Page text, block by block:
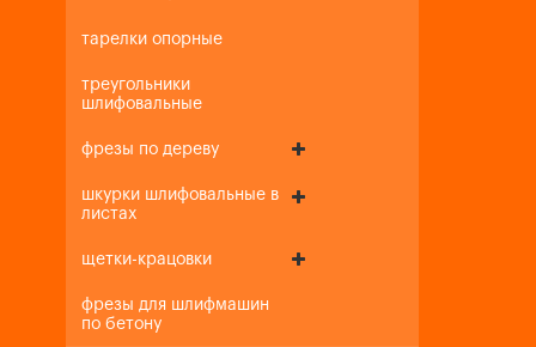
тарелки опорные
треугольники
шлифовальные
фрезы по дереву
шкурки шлифовальные в
листах
щетки-крацовки
фрезы для шлифмашин
по бетону